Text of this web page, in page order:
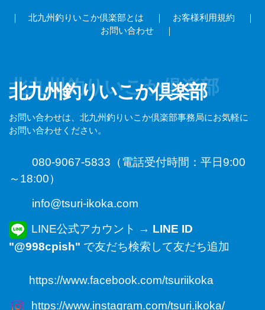
｜ 北九州釣りいこか倶楽部とは ｜ お客様利用規約
｜
お問い合わせ
｜
北九州釣りいこか倶楽部
北九州釣りいこか倶楽部
お問い合わせは、北九州釣りいこか倶楽部事務局にお気軽に
お問い合わせください。
080-9067-5833（電話受付時間：平日9:00
～18:00）
info@tsuri-ikoka.com
LINE公式アカウント → LINE ID
"@998cpish" で友だち検索して友だち追加
https://www.facebook.com/tsuriikoka
https://www.instagram.com/tsuri.ikoka/